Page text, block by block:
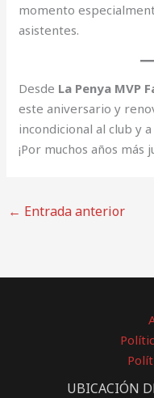
momento
asistentes.
Desde La Penya MVP
este aniversario y
incondicional al club y
¡Por muchos años más
← Entrada anterior
UBICACIÓN